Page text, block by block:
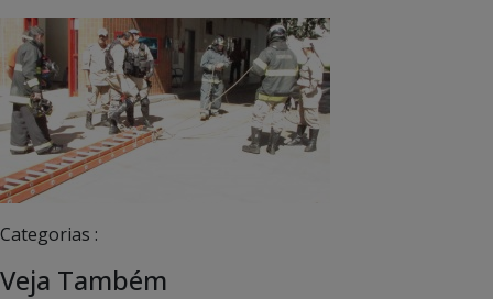
Categorias :
Veja Também